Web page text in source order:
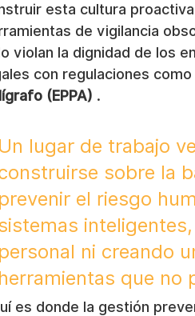
esta cultura
de vigilancia
violan la dignidad de los
con regulaciones como
(EPPA) .
Un lugar de trabajo
sobre la
prevenir el riesgo
personal ni creando
herramientas que no
es donde la gestión